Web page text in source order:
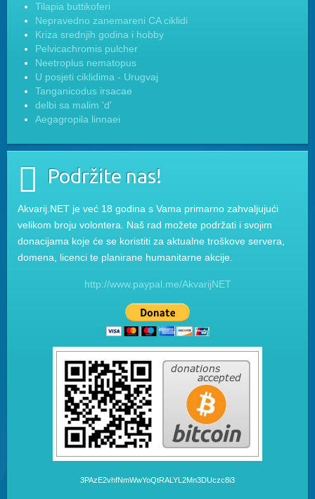
Tilapia buttikoferi
Nepravedno zanemareni CA ciklidi
Kriza srednjih godina i hobby
Pelvicachromis pulcher
Neetroplus nematopus
U posjeti ciklidima - Urugvaj
Tanganicodus irsacae
delbi sa malim 'd'
Aegagropila linnaei
Podržite nas!
Akvarij.NET je već 18 godina s Vama primarno zahvaljujući
velikom broju volontera. Naš rad možete podržati i svojim
donacijama koje će se koristiti za aktualne troškove servera,
domena, licenci te planirane humanitarne akcije.
http://www.paypal.me/AkvarijNET
3PAzE2vhfNmWwYoQtRALYL2Mn3DUczc8i3